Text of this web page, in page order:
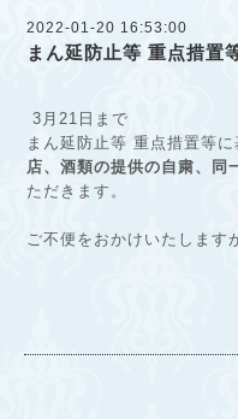
2022-01-20 16:53:00
まん延防止等 重点措
3月21日まで
まん延防止等 重点措置等
店、酒類の提供の自粛、同
ただきます。
ご不便をおかけいたします